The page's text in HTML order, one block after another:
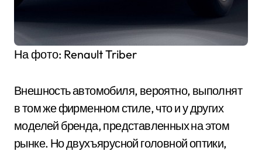
На фото: Renault Triber
Внешность автомобиля, вероятно, выполнят
в том же фирменном стиле, что и у других
моделей бренда, представленных на этом
рынке. Но двухъярусной головной оптики,